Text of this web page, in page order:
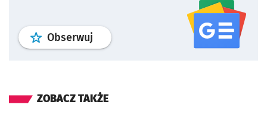
Obserwuj profil serwisu
ZOBACZ TAKŻE